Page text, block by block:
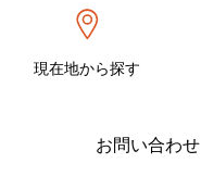
現在地から探す
お問い合わせ